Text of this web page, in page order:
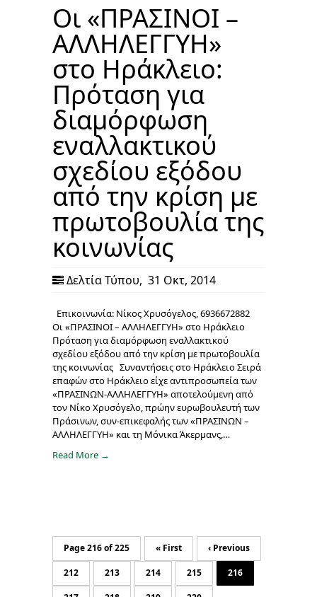
Οι «ΠΡΑΣΙΝΟΙ –
ΑΛΛΗΛΕΓΓΥΗ»
στο Ηράκλειο:
Πρόταση για
διαμόρφωση
εναλλακτικού
σχεδίου εξόδου
από την κρίση με
πρωτοβουλία της
κοινωνίας
Δελτία Τύπου, 31 Οκτ, 2014
Επικοινωνία: Νίκος Χρυσόγελος, 6936672882
Οι «ΠΡΑΣΙΝΟΙ – ΑΛΛΗΛΕΓΓΥΗ» στο Ηράκλειο
Πρόταση για διαμόρφωση εναλλακτικού
σχεδίου εξόδου από την κρίση με πρωτοβουλία
της κοινωνίας Συναντήσεις στο Ηράκλειο Σειρά
επαφών στο Ηράκλειο είχε αντιπροσωπεία των
«ΠΡΑΣΙΝΩΝ-ΑΛΛΗΛΕΓΓΥΗ» αποτελούμενη από
τον Νίκο Χρυσόγελο, πρώην ευρωβουλευτή των
Πράσινων, συν-επικεφαλής των «ΠΡΑΣΙΝΩΝ –
ΑΛΛΗΛΕΓΓΥΗ» και τη Μόνικα Άκερμανς,…
Read More →
Page 216 of 225 « First ‹ Previous
212 213 214 215 216